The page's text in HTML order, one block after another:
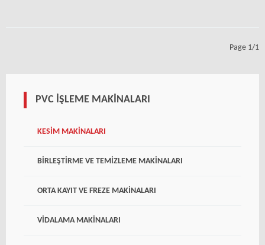
Page 1/1
PVC İŞLEME MAKINALARI
KESIM MAKINALARI
BIRLEŞTIRME VE TEMIZLEME MAKINALARI
ORTA KAYIT VE FREZE MAKINALARI
VIDALAMA MAKINALARI